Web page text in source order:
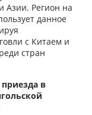
Азии. Регион на
данное
с Китаем и
стран
в